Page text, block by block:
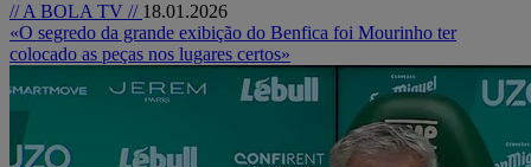
// A BOLA TV // 18.01.2026
«O segredo da grande exibição do Benfica foi Mourinho ter
colocado as peças nos lugares certos»